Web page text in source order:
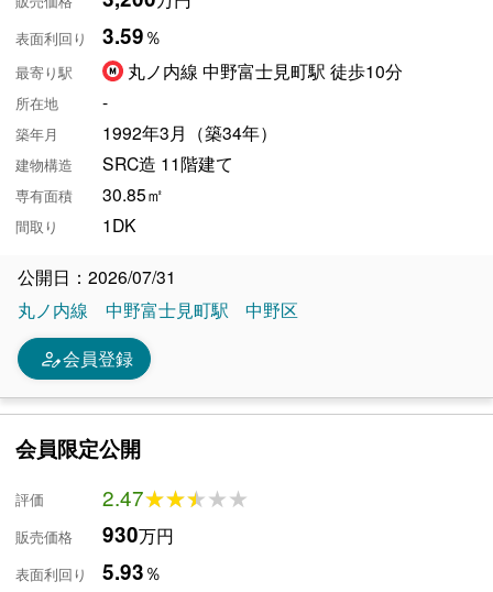
表面利回り 3.59％
最寄り駅 丸ノ内線 中野富士見町駅 徒歩10分
所在地 -
築年月 1992年3月（築34年）
建物構造 SRC造 11階建て
専有面積 30.85㎡
間取り 1DK
公開日：2026/07/31
丸ノ内線
中野富士見町駅 中野区
person_edit会員登録
会員限定公開
評価 2.47★★★★★
★★★★★
販売価格 930万円
表面利回り 5.93％